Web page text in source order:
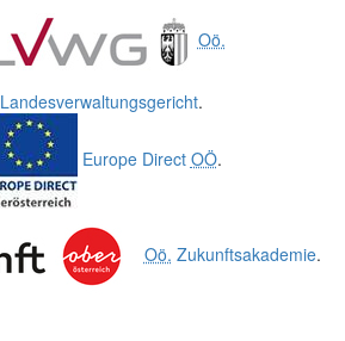
Oö.
Landesverwaltungsgericht.
Europe Direct OÖ.
Oö. Zukunftsakademie.